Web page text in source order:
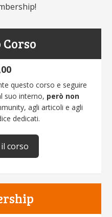
questo corso e seguire
suo interno, però non
agli articoli e agli
dedicati.
corso